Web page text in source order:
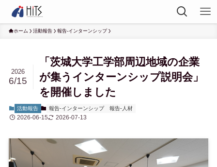
ホーム 活動報告 報告-インターンシップ
「茨城大学工学部周辺地域の企業
が集うインターンシップ説明会」
を開催しました
2026
6/15
活動報告 報告-インターンシップ 報告-人材
2026-06-15 2026-07-13